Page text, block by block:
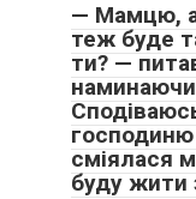
— Мамцю,
теж буде
ти? —
сміялася
буду жити